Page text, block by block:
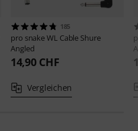
185
pro snakeWL Cable Shure
Angled
14,90 CHF
Vergleichen